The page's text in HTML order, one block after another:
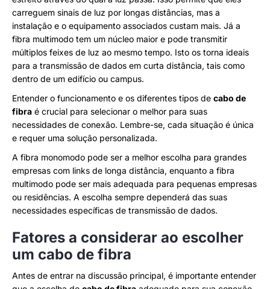
carreguem sinais de luz por longas distâncias, mas a
instalação e o equipamento associados custam mais. Já a
fibra multimodo tem um núcleo maior e pode transmitir
múltiplos feixes de luz ao mesmo tempo. Isto os torna ideais
para a transmissão de dados em curta distância, tais como
dentro de um edifício ou campus.
Entender o funcionamento e os diferentes tipos de cabo de
fibra é crucial para selecionar o melhor para suas
necessidades de conexão. Lembre-se, cada situação é única
e requer uma solução personalizada.
A fibra monomodo pode ser a melhor escolha para grandes
empresas com links de longa distância, enquanto a fibra
multimodo pode ser mais adequada para pequenas empresas
ou residências. A escolha sempre dependerá das suas
necessidades específicas de transmissão de dados.
Fatores a considerar ao escolher
um cabo de fibra
Antes de entrar na discussão principal, é importante entender